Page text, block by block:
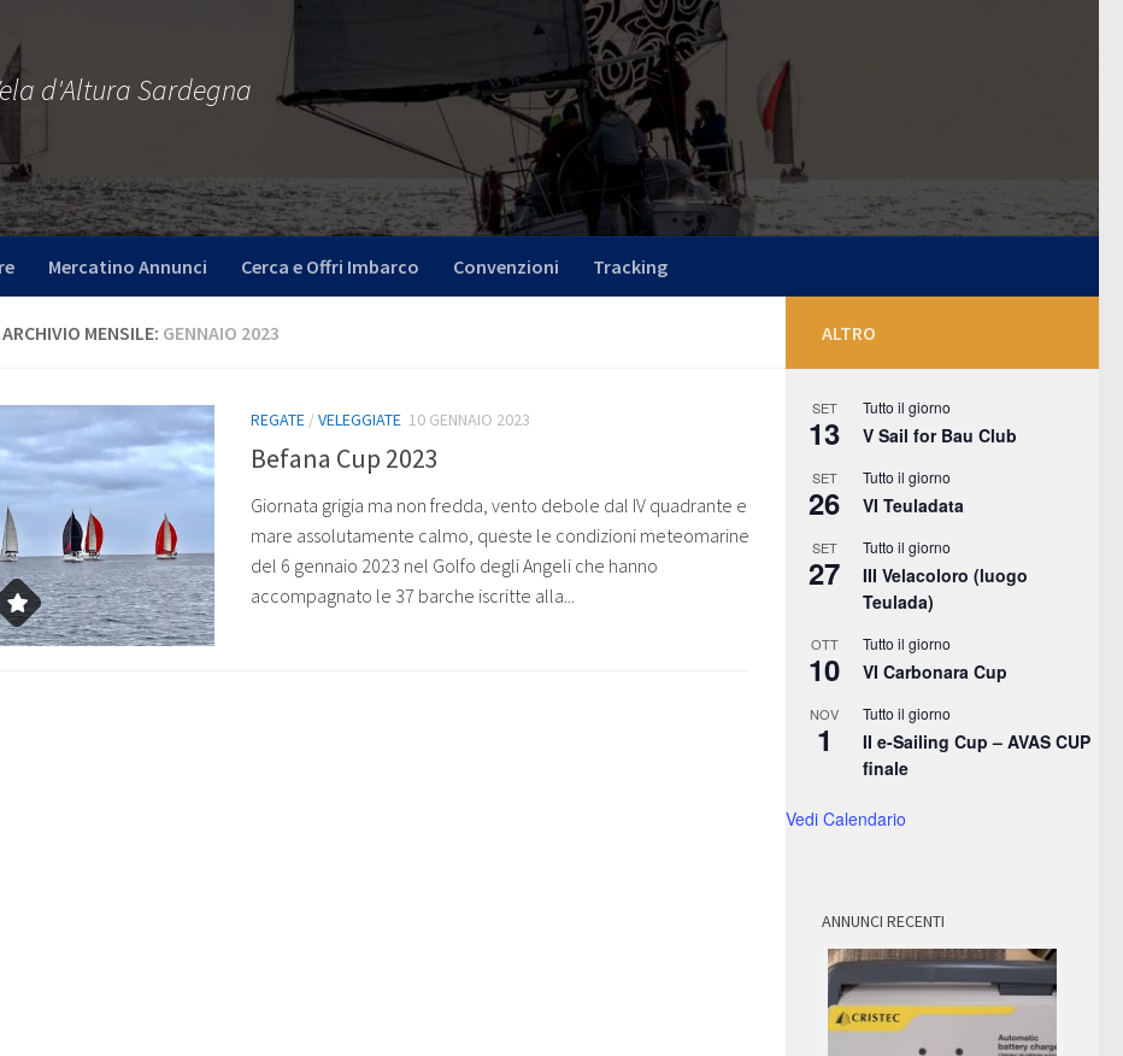
d'Altura Sardegna
Mercatino Annunci Cerca e Offri Imbarco Convenzioni Tracking
ARCHIVIO MENSILE: GENNAIO 2023
REGATE /VELEGGIATE 10 GENNAIO 2023
Befana Cup 2023
Giornata grigia ma non fredda, vento debole dal IV quadrante e
mare assolutamente calmo, queste le condizioni meteomarine
del 6 gennaio 2023 nel Golfo degli Angeli che hanno
accompagnato le 37 barche iscritte alla...
ALTRO
SET
13
Tutto il giorno
V Sail for Bau Club
SET
26
Tutto il giorno
VI Teuladata
SET
27
Tutto il giorno
III Velacoloro (luogo
Teulada)
OTT
10
Tutto il giorno
VI Carbonara Cup
NOV
1
Tutto il giorno
II e-Sailing Cup – AVAS CUP
finale
Vedi Calendario
ANNUNCI RECENTI